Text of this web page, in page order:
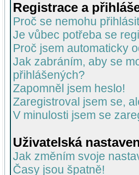
Registrace a
Proč se nemohu
Je vůbec potřeba se
Proč jsem automaticky
Jak zabráním, aby se
přihlášených?
Zapomněl jsem heslo!
Zaregistroval jsem se,
V minulosti jsem se
Uživatelská
Jak změním svoje
Časy jsou špatně!